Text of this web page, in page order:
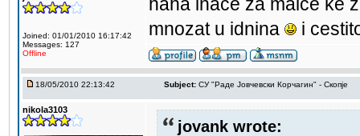
Joined: 01/01/2010 16:17:42
Messages: 127
Offline
mnozat u idnina
i
18/05/2010 22:13:42 Subject: СУ "Раде Јовчевски Корчагин" - Скопје
nikola3103
jovank wrote: